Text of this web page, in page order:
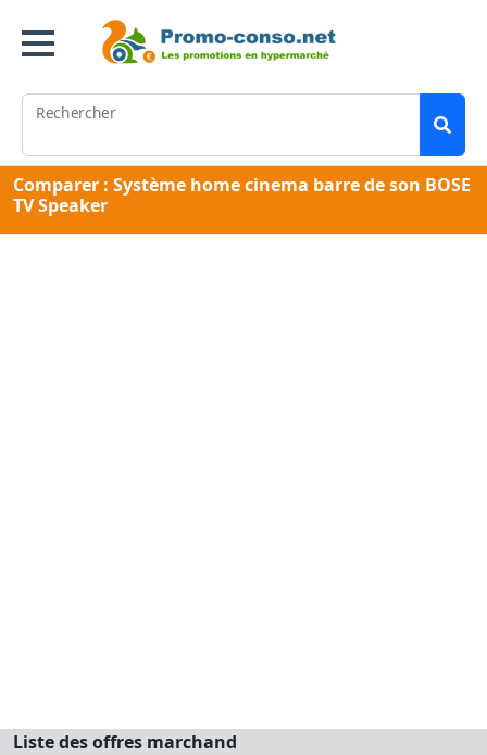
Rechercher
Comparer : Système home cinema barre de son BOSE
TV Speaker
Liste des offres marchand